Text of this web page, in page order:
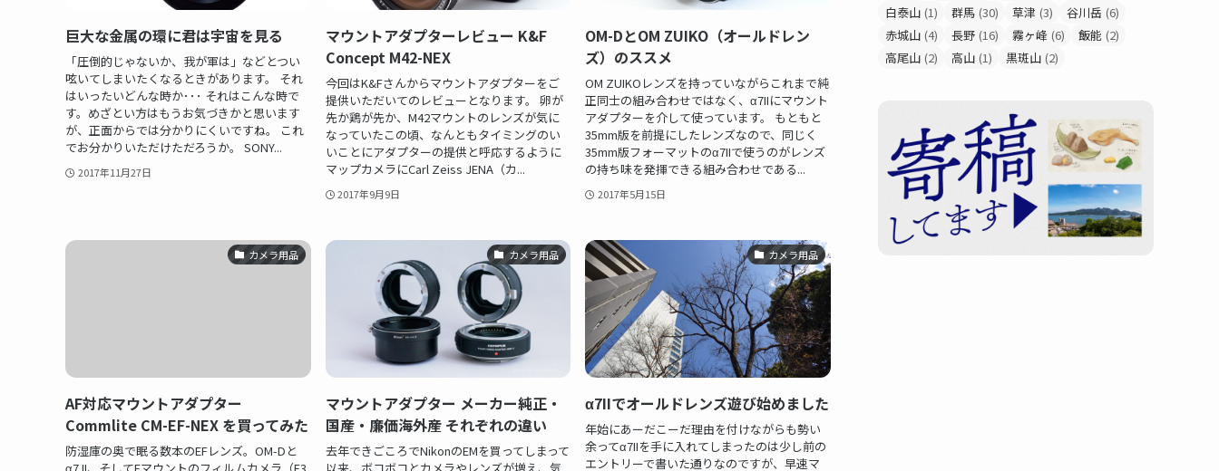
巨大な金属の環に君は宇宙を見る
「圧倒的じゃないか、我が軍は」などとつい
呟いてしまいたくなるときがあります。 それ
はいったいどんな時か･･･ それはこんな時で
す。めざとい方はもうお気づきかと思います
が、正面からでは分かりにくいですね。 これ
でお分かりいただけただろうか。 SONY...
2017年11月27日
マウントアダプターレビュー K&F
Concept M42-NEX
今回はK&Fさんからマウントアダプターをご
提供いただいてのレビューとなります。 卵が
先か鶏が先か、M42マウントのレンズが気に
なっていたこの頃、なんともタイミングのい
いことにアダプターの提供と呼応するように
マップカメラにCarl Zeiss JENA（カ...
2017年9月9日
OM-DとOM ZUIKO（オールドレン
ズ）のススメ
OM ZUIKOレンズを持っていながらこれまで純
正同士の組み合わせではなく、α7IIにマウント
アダプターを介して使っています。 もともと
35mm版を前提にしたレンズなので、同じく
35mm版フォーマットのα7IIで使うのがレンズ
の持ち味を発揮できる組み合わせである...
2017年5月15日
カメラ用品
AF対応マウントアダプター
Commlite CM-EF-NEX を買ってみた
防湿庫の奥で眠る数本のEFレンズ。OM-Dと
α7 II、そしてFマウントのフィルムカメラ（F3
カメラ用品
マウントアダプター メーカー純正・
国産・廉価海外産 それぞれの違い
去年できごころでNikonのEMを買ってしまって
以来、ボコボコとカメラやレンズが増え、気
カメラ用品
α7IIでオールドレンズ遊び始めました
年始にあーだこーだ理由を付けながらも勢い
余ってα7IIを手に入れてしまったのは少し前の
エントリーで書いた通りなのですが、早速マ
白泰山 (1) 群馬 (30) 草津 (3) 谷川岳 (6)
赤城山 (4) 長野 (16) 霧ヶ峰 (6) 飯能 (2)
高尾山 (2) 高山 (1) 黒斑山 (2)